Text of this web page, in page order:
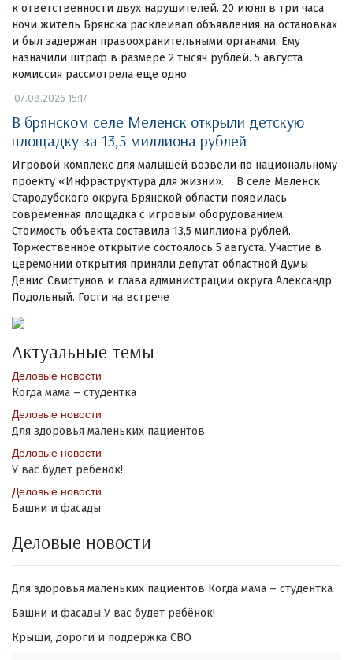
к ответственности двух нарушителей. 20 июня в три часа
ночи житель Брянска расклеивал объявления на остановках
и был задержан правоохранительными органами. Ему
назначили штраф в размере 2 тысяч рублей. 5 августа
комиссия рассмотрела еще одно
07.08.2026 15:17
В брянском селе Меленск открыли детскую
площадку за 13,5 миллиона рублей
Игровой комплекс для малышей возвели по национальному
проекту «Инфраструктура для жизни». В селе Меленск
Стародубского округа Брянской области появилась
современная площадка с игровым оборудованием.
Стоимость объекта составила 13,5 миллиона рублей.
Торжественное открытие состоялось 5 августа. Участие в
церемонии открытия приняли депутат областной Думы
Денис Свистунов и глава администрации округа Александр
Подольный. Гости на встрече
Актуальные темы
Деловые новости
Когда мама – студентка
Деловые новости
Для здоровья маленьких пациентов
Деловые новости
У вас будет ребёнок!
Деловые новости
Башни и фасады
Деловые новости
Для здоровья маленьких пациентов Когда мама – студентка
Башни и фасады У вас будет ребёнок!
Крыши, дороги и поддержка СВО